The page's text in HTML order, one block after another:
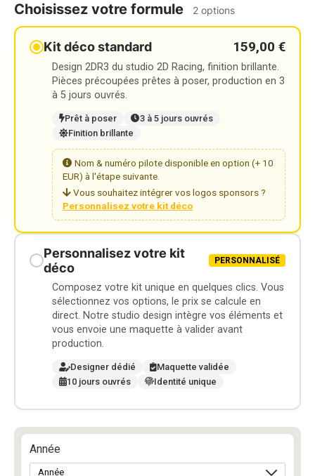
Choisissez votre formule 2 options
Kit déco standard 159,00 €
Design 2DR3 du studio 2D Racing, finition brillante.
Pièces précoupées prêtes à poser, production en 3
à 5 jours ouvrés.
Prêt à poser
3 à 5 jours ouvrés
Finition brillante
Nom & numéro pilote disponible en option (+ 10
EUR) à l'étape suivante.
Vous souhaitez intégrer vos logos sponsors ?
Personnalisez votre kit déco
Personnalisez votre kit
déco
PERSONNALISÉ
Composez votre kit unique en quelques clics. Vous
sélectionnez vos options, le prix se calcule en
direct. Notre studio design intègre vos éléments et
vous envoie une maquette à valider avant
production.
Designer dédié
Maquette validée
10 jours ouvrés
Identité unique
Année